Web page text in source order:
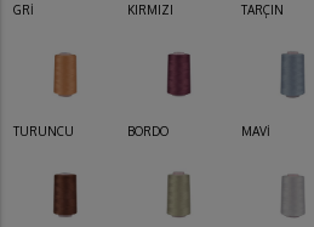
GRİ KIRMIZI TARÇIN
TURUNCU BORDO MAVİ